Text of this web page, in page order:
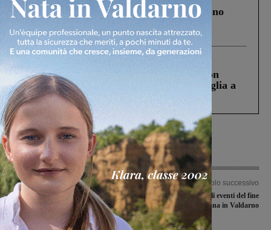
Un anno fa la strage in A1 in cui morirono
Gianni, Giulia e Franco. Lo schianto, il
processo, lo stop ai sorpassi fra tir....
Cronaca 3 Agosto 2026
Scomparso da una struttura di Castiglion
Fiorentino l’uomo che aveva ucciso la figlia a
Levane nel 2020
Articolo precedente
I gemelli Matteo pronti ad accasarsi al
Figline
Articolo successivo
Weekender: gli eventi del fine
settimana in Valdarno